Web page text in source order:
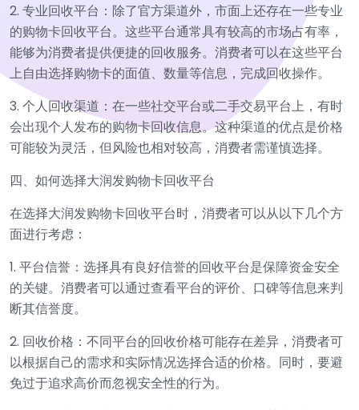
2. 专业回收平台：除了官方渠道外，市面上还存在一些专业
的购物卡回收平台。这些平台通常具有较高的市场占有率，
能够为消费者提供便捷的回收服务。消费者可以在这些平台
上自由选择购物卡的面值、数量等信息，完成回收操作。
3. 个人回收渠道：在一些社交平台或二手交易平台上，有时
会出现个人发布的购物卡回收信息。这种渠道的优点是价格
可能较为灵活，但风险也相对较高，消费者需谨慎选择。
四、如何选择大润发购物卡回收平台
在选择大润发购物卡回收平台时，消费者可以从以下几个方
面进行考虑：
1. 平台信誉：选择具有良好信誉的回收平台是保障资金安全
的关键。消费者可以通过查看平台的评价、口碑等信息来判
断其信誉度。
2. 回收价格：不同平台的回收价格可能存在差异，消费者可
以根据自己的需求和实际情况选择合适的价格。同时，要避
免过于追求高价而忽视安全性的行为。